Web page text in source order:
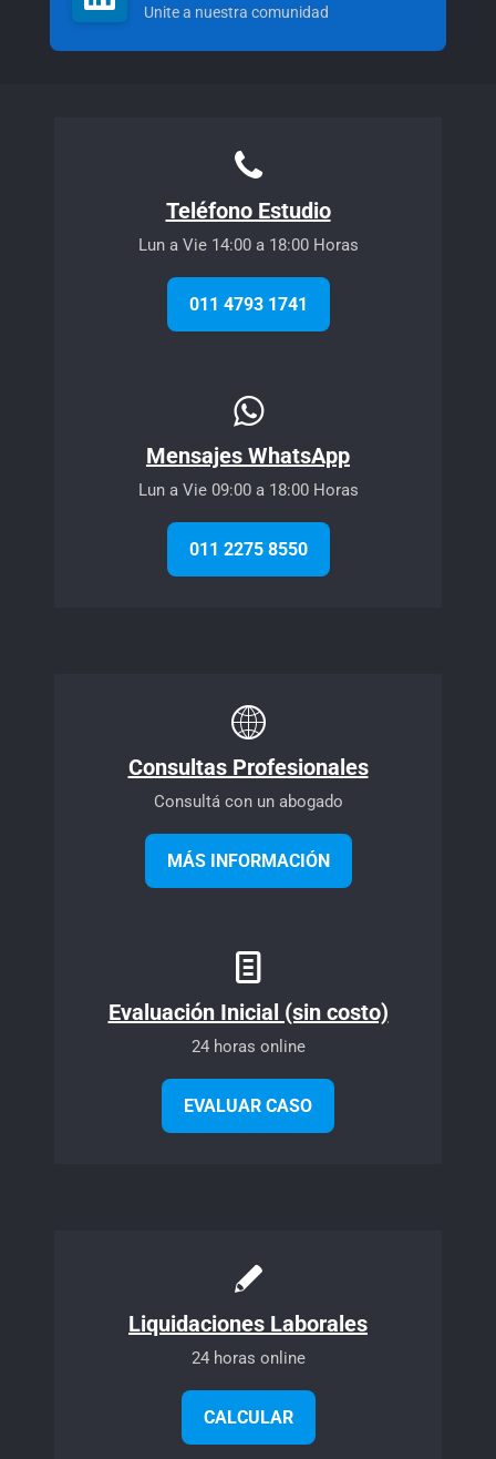
Unite a nuestra comunidad
Teléfono Estudio
Lun a Vie 14:00 a 18:00 Horas
011 4793 1741
Mensajes WhatsApp
Lun a Vie 09:00 a 18:00 Horas
011 2275 8550
Consultas Profesionales
Consultá con un abogado
MÁS INFORMACIÓN
Evaluación Inicial (sin costo)
24 horas online
EVALUAR CASO
Liquidaciones Laborales
24 horas online
CALCULAR